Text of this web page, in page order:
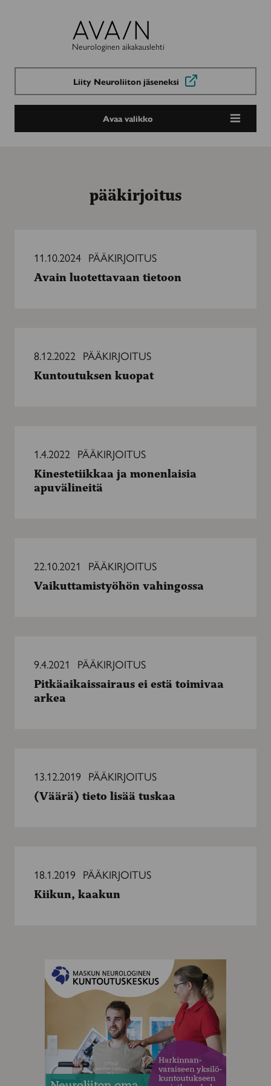
Avain-
lehti
Neurologinen aikakauslehti
Liity Neuroliiton jäseneksi
Avaa valikko
pääkirjoitus
luotettavaan
tietoon
11.10.2024 PÄÄKIRJOITUS
Avain luotettavaan tietoon
kuopat8.12.2022 PÄÄKIRJOITUS
Kuntoutuksen kuopat
monenlaisia
apuvälineitä
1.4.2022 PÄÄKIRJOITUS
Kinestetiikkaa ja monenlaisia
apuvälineitä
vahingossa
22.10.2021
PÄÄKIRJOITUS
Vaikuttamistyöhön vahingossa
toimivaa
arkea
9.4.2021
PÄÄKIRJOITUS
Pitkäaikaissairaus ei estä toimivaa
arkea
tuskaa
13.12.2019 PÄÄKIRJOITUS
(Väärä) tieto lisää tuskaa
kaakun18.1.2019 PÄÄKIRJOITUS
Kiikun, kaakun